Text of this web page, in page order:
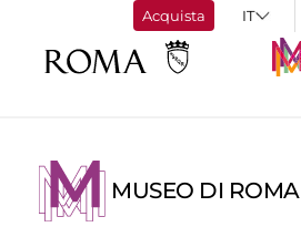
Acquista
MUSEO DI ROMA